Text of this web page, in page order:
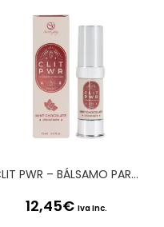
CLIT PWR – BÁLSAMO PARA CLÍTORIS COM MENTA E CHOCOLATE 15ML SECRET PLAY
12,45€ Iva Inc.